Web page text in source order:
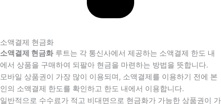
소액결제 현금화
소액결제 현금화루트는 각 통신사에서 제공하는 소액결제 한도 내
에서 상품을 구매하여 되팔아 현금을 마련하는 방법을 뜻합니다.
모바일 상품권이 가장 많이 이용되며, 소액결제를 이용하기 전에 본
인의 소액결제 한도를 확인하고 한도 내에서 이용합니다.
일반적으로 수수료가 적고 비대면으로 현금화가 가능한 상품권이 가